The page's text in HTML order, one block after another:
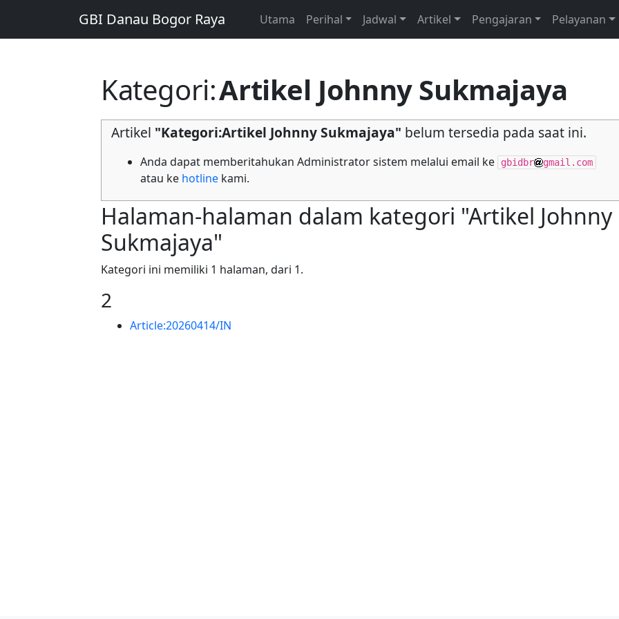
GBI Danau Bogor Raya Utama Perihal Jadwal Artikel Pengajaran Pelayanan
Kategori:Artikel Johnny Sukmajaya
Artikel "Kategori:Artikel Johnny Sukmajaya" belum tersedia pada saat ini.
Anda dapat memberitahukan Administrator sistem melalui email ke gbidbr gmail.com
atau ke hotlinekami.
Halaman-halaman dalam kategori "Artikel Johnny
Sukmajaya"
Kategori ini memiliki 1 halaman, dari 1.
2
Article:20260414/IN